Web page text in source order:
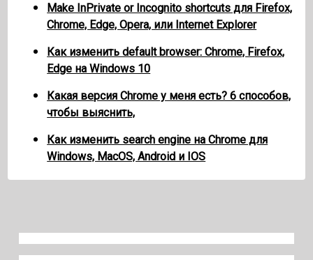
Make InPrivate or Incognito shortcuts для Firefox,
Chrome, Edge, Opera, или Internet Explorer
Как изменить default browser: Chrome, Firefox,
Edge на Windows 10
Какая версия Chrome у меня есть? 6 способов,
чтобы выяснить,
Как изменить search engine на Chrome для
Windows, MacOS, Android и IOS